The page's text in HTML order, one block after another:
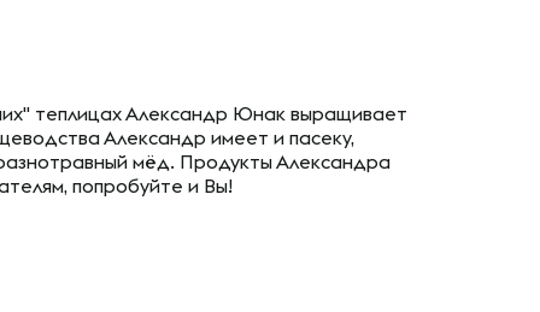
теплицах Александр Юнак выращивает
Александр имеет и пасеку,
мёд. Продукты Александра
попробуйте и Вы!